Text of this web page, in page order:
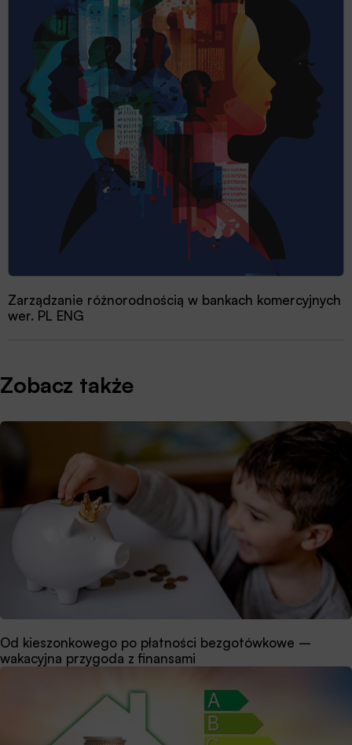
Zarządzanie różnorodnością w bankach komercyjnych
wer. PL ENG
Zobacz także
Od kieszonkowego po płatności bezgotówkowe –
wakacyjna przygoda z finansami